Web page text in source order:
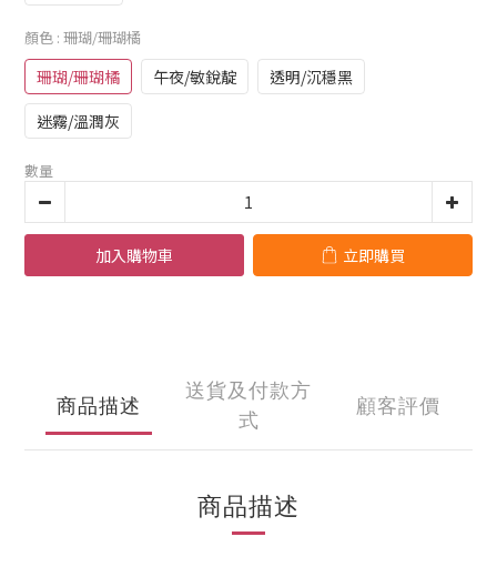
顏色 : 珊瑚/珊瑚橘
珊瑚/珊瑚橘 午夜/敏銳靛
透明/沉穩黑
迷霧/溫潤灰
數量
加入購物車 立即購買
商品描述
送貨及付款方
式
顧客評價
商品描述